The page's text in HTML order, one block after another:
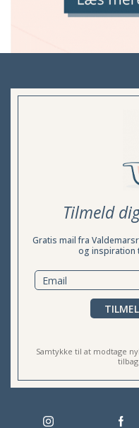
Tilmeld
Gratis mail fra
og inspiration
Samtykke til at modtage